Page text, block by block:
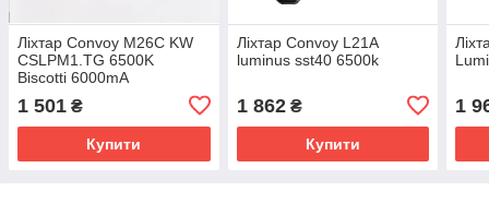
Ліхтар Convoy M26C KW
CSLPM1.TG 6500K
Biscotti 6000mА
1 501 ₴
Купити
Ліхтар Convoy L21A
luminus sst40 6500k
1 862₴
Купити
1